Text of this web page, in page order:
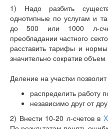
1) Надо разбить
однотипные по услугам и
до 500 или 1000 л-
преобладании частного
расставить тарифы и
значительно сократив
Деление на участки
распределить работу
независимо друг от
2) Внести 10-20 л-счетов в